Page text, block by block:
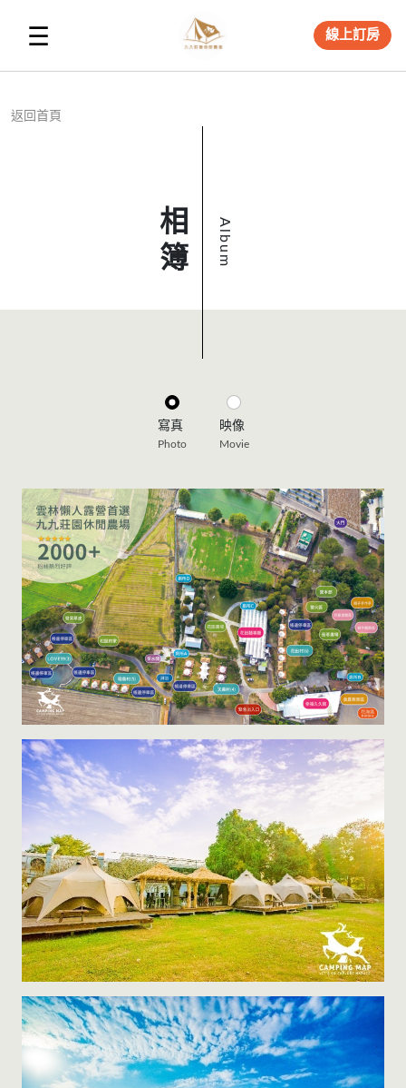
☰ 線上訂房
返回首頁
相簿 Album
寫真
Photo
映像
Movie